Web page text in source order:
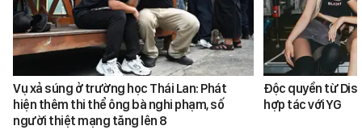
Vụ xả súng ở trường học Thái Lan: Phát
hiện thêm thi thể ông bà nghi phạm, số
người thiệt mạng tăng lên 8
Độc quyền từ
hợp tác với YG